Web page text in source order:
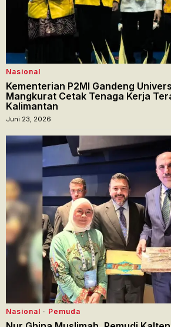
Nasional
Kementerian P2MI Gandeng
Mangkurat Cetak Tenaga Kerja
Kalimantan
Juni 23, 2026
Nasional · Pemuda